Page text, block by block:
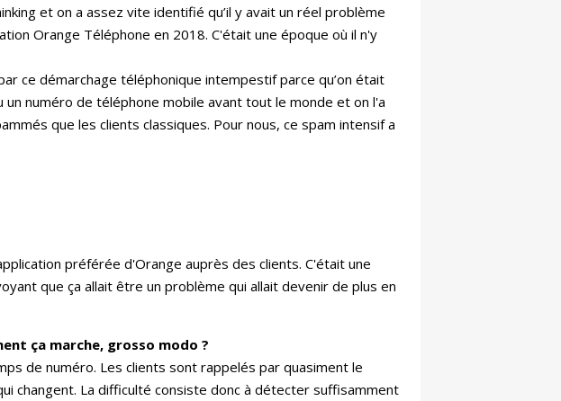
et on a assez vite identifié qu’il y avait un réel problème
Orange Téléphone en 2018. C'était une époque où il n'y
ce démarchage téléphonique intempestif parce qu’on était
numéro de téléphone mobile avant tout le monde et on l'a
que les clients classiques. Pour nous, ce spam intensif a
préférée d'Orange auprès des clients. C'était une
que ça allait être un problème qui allait devenir de plus en
ça marche, grosso modo ?
de numéro. Les clients sont rappelés par quasiment le
changent. La difficulté consiste donc à détecter suffisamment